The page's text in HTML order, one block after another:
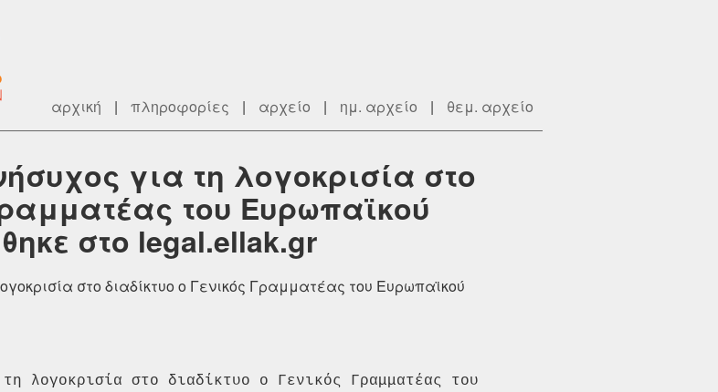
αρχική | πληροφορίες | αρχείο | ημ. αρχείο | θεμ. αρχείο
για τη λογοκρισία στο
του Ευρωπαϊκού
στο legal.ellak.gr
στο διαδίκτυο ο Γενικός Γραμματέας του Ευρωπαϊκού
λογοκρισία στο διαδίκτυο ο Γενικός Γραμματέας του